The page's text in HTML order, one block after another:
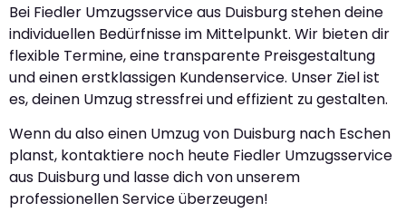
Bei Fiedler Umzugsservice aus Duisburg stehen deine
individuellen Bedürfnisse im Mittelpunkt. Wir bieten dir
flexible Termine, eine transparente Preisgestaltung
und einen erstklassigen Kundenservice. Unser Ziel ist
es, deinen Umzug stressfrei und effizient zu gestalten.
Wenn du also einen Umzug von Duisburg nach Eschen
planst, kontaktiere noch heute Fiedler Umzugsservice
aus Duisburg und lasse dich von unserem
professionellen Service überzeugen!